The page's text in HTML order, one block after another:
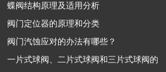
蝶阀结构原理及适用分析
阀门定位器的原理和分类
阀门汽蚀应对的办法有哪些？
一片式球阀、二片式球阀和三片式球阀的